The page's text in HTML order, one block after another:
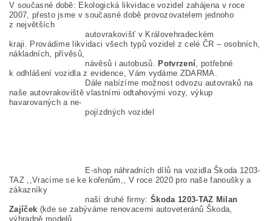
V současné době: Ekologická likvidace vozidel zahájena v roce
2007, přesto jsme v současné době provozovatelem jednoho
z největších
autovrakovišť v Královehradeckém
kraji. Provádíme likvidaci všech typů vozidel z celé ČR – osobních,
nákladních, přívěsů,
návěsů i autobusů. Potvrzení, potřebné
k odhlášení vozidla z evidence, Vám vydáme ZDARMA.
Dále nabízíme možnost odvozu autovraků na
naše autovrakoviště vlastními odtahovými vozy, výkup
havarovaných a ne-
pojízdných vozidel
E-shop náhradních dílů na vozidla Škoda 1203-
TAZ ,,Vracíme se ke kořenům,, V roce 2020 pro naše fanoušky a
zákazníky
naší druhé firmy:Škoda 1203-TAZ Milan
Zajíček (kde se zabýváme renovacemi autoveteránů Škoda,
výhradně modelů